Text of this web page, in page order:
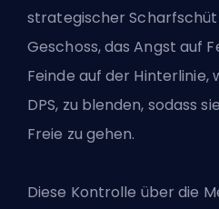
strategischer
Geschoss, das Angst auf
Feinde auf der Hinterlinie,
DPS, zu blenden, sodass
Freie zu gehen.
Diese Kontrolle über die